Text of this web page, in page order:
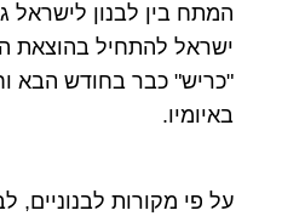
המתח בין לבנון לישראל
ישראל להתחיל בהוצאת
"כריש" כבר בחודש הבא
באיומיו.
על פי מקורות לבנוניים,